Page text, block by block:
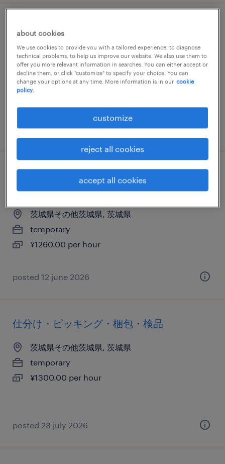
その他の仕分け・ピッキング・梱包、組
立・部品加工、その他（製造）、検品
茨城県その他茨城県, 茨城県
temporary
¥1169.00 per hour
posted 4 september 2025
その他メーカーの仕分け・ピッキング・梱
包、検品、入出荷
茨城県その他茨城県, 茨城県
temporary
¥1260.00 per hour
posted 12 june 2026
仕分け・ピッキング・梱包・検品
茨城県その他茨城県, 茨城県
temporary
¥1300.00 per hour
posted 28 july 2026
about cookies
We use cookies to provide you with a tailored experience, to diagnose
technical problems, to help us improve our website. We also use them to
offer you more relevant information in searches. You can either accept or
decline them, or click "customize" to specify your choice. You can
change your options at any time. More information is in our cookie
policy.
customize
reject all cookies
accept all cookies